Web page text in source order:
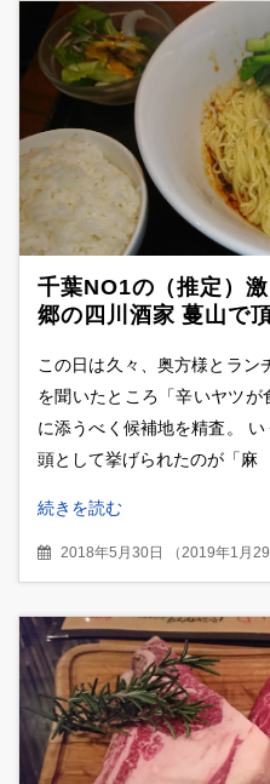
千葉NO1の（推定）
郷の四川酒家 蔓山で
この日は久々、奥方様とラン
を聞いたところ「辛いヤツ
に添うべく候補地を精査。
頭として挙げられたのが「麻
続きを読む
2018年5月30日 （2019年1月